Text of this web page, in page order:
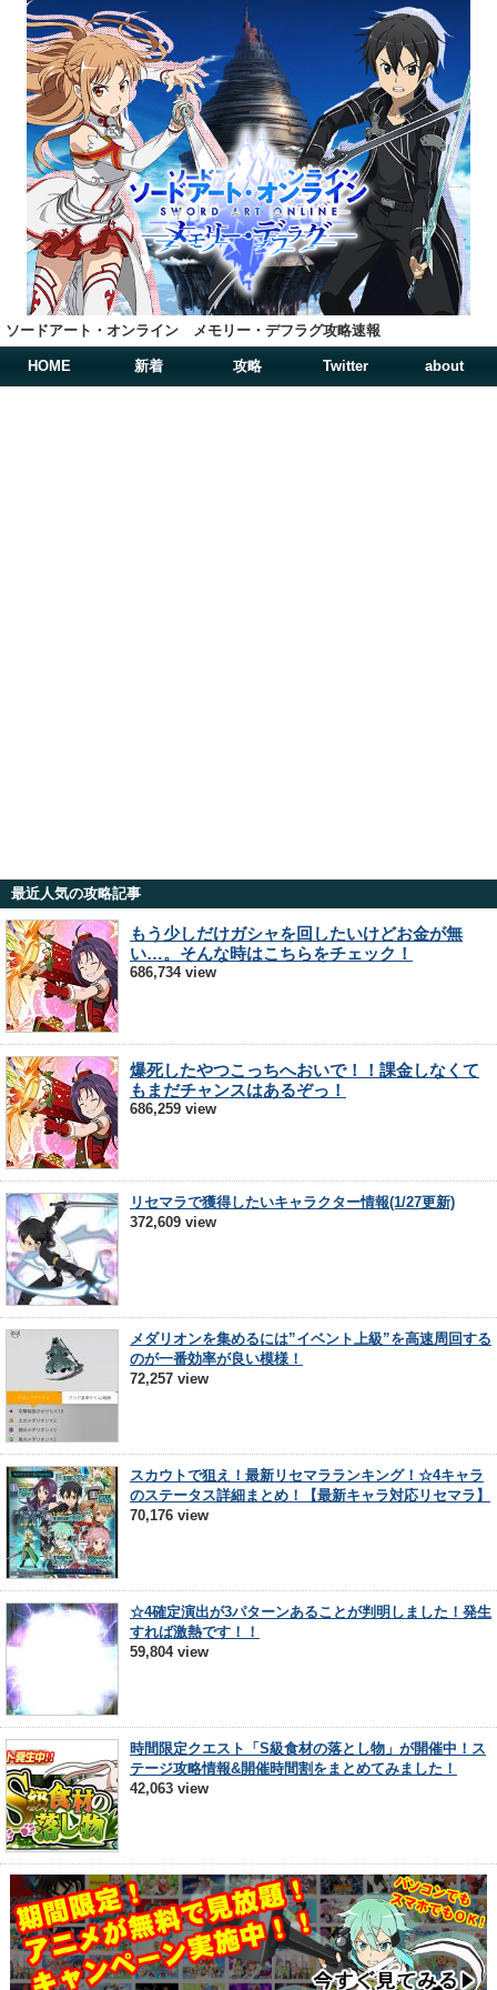
ソードアート・オンライン メモリー・デフラグ攻略速報
HOME 新着 攻略 Twitter about
最近人気の攻略記事
もう少しだけガシャを回したいけどお金が無
い…。そんな時はこちらをチェック！
686,734 view
爆死したやつこっちへおいで！！課金しなくて
もまだチャンスはあるぞっ！
686,259 view
リセマラで獲得したいキャラクター情報(1/27更新)
372,609 view
メダリオンを集めるには”イベント上級”を高速周回する
のが一番効率が良い模様！
72,257 view
スカウトで狙え！最新リセマラランキング！☆4キャラ
のステータス詳細まとめ！【最新キャラ対応リセマラ】
70,176 view
☆4確定演出が3パターンあることが判明しました！発生
すれば激熱です！！
59,804 view
時間限定クエスト「S級食材の落とし物」が開催中！ス
テージ攻略情報&開催時間割をまとめてみました！
42,063 view